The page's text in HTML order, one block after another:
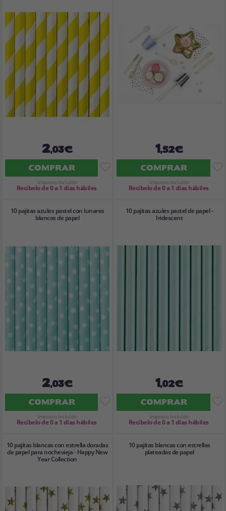
2,03€
COMPRAR
Imposto Incluído
Recíbelo de 0 a 1 días hábiles
1,52€
COMPRAR
Imposto Incluído
Recíbelo de 0 a 1 días hábiles
10 pajitas azules pastel con lunares
blancos de papel
2,03€
COMPRAR
Imposto Incluído
Recíbelo de 0 a 1 días hábiles
10 pajitas azules pastel de papel -
Iridescent
1,02€
COMPRAR
Imposto Incluído
Recíbelo de 0 a 1 días hábiles
10 pajitas blancas con estrella doradas
de papel para nochevieja - Happy New
Year Collection
10 pajitas blancas con estrellas
plateadas de papel